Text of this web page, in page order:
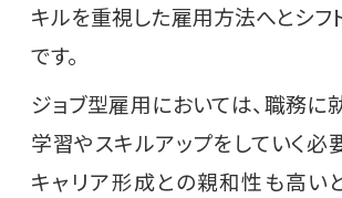
キルを重視した雇用方法へとシフ
です。
ジョブ型雇用においては、職務に
学習やスキルアップをしていく必
キャリア形成との親和性も高い